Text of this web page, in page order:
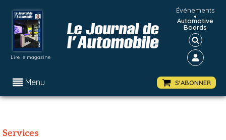
Lire le magazine
Événements
•
Automotive
Boards
Menu S'ABONNER
Services